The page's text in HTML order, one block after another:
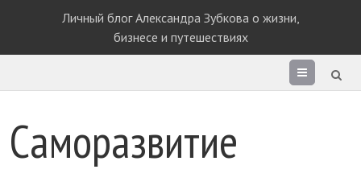
Личный блог Александра Зубкова о жизни,
бизнесе и путешествиях
Саморазвитие